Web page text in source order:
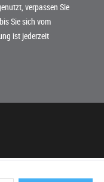
verpassen Sie
Sie sich vom
ist jederzeit